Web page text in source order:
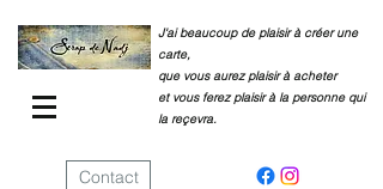
J'ai beaucoup de plaisir à créer une
carte,
que vous aurez plaisir à acheter
et vous ferez plaisir à la personne qui
la reçevra.
Contact